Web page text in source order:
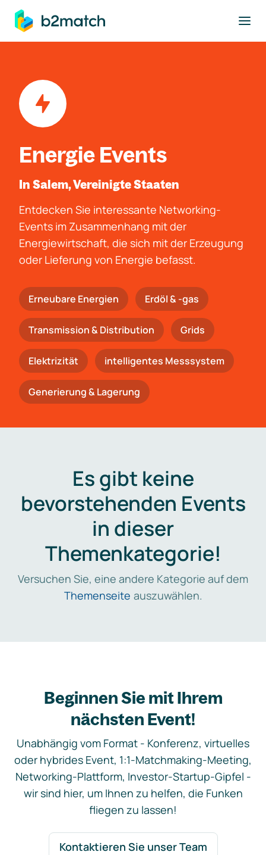
springen
Energie Events
In Salem, Vereinigte Staaten
Entdecken Sie interessante Networking-
Events im Zusammenhang mit der
Energiewirtschaft, die sich mit der Erzeugung
oder Lieferung von Energie befasst.
Erneubare Energien Erdöl & -gas
Trans­mis­si­on & Distribution Grids
Elektrizität intelligentes Messsystem
Generierung & Lagerung
Es gibt keine
bevorstehenden Events
in dieser
Themenkategorie!
Versuchen Sie, eine andere Kategorie auf dem
Themenseite auszuwählen.
Beginnen Sie mit Ihrem
nächsten Event!
Unabhängig vom Format - Konferenz, virtuelles
oder hybrides Event, 1:1-Matchmaking-Meeting,
Networking-Plattform, Investor-Startup-Gipfel -
wir sind hier, um Ihnen zu helfen, die Funken
fliegen zu lassen!
Kontaktieren Sie unser Team